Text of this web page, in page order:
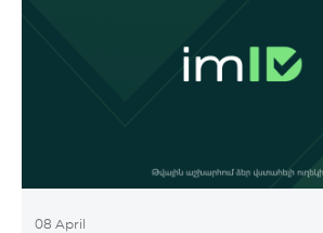
ՀԱԹ 09:00-20:00 09:00-17:00 Երևան Ազատություն
09:00-19:00 09:00-17:00 Երևան Կոմիտաս 1 09:00-
08 April